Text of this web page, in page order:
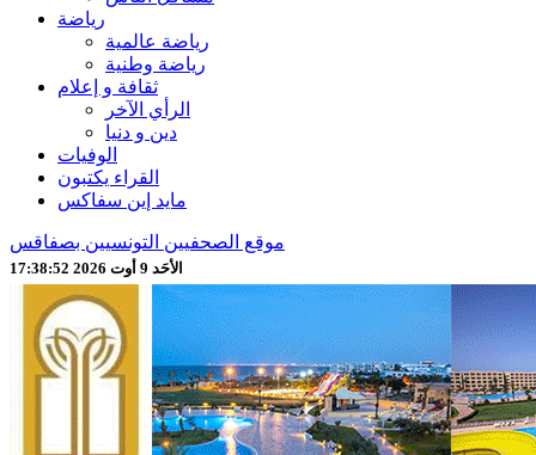
رياضة
رياضة عالمية
رياضة وطنية
ثقافة و إعلام
الرأي الآخر
دين و دنيا
الوفيات
القراء يكتبون
مايد إين سفاكس
موقع الصحفيين التونسيين بصفاقس
الأحَد 9 أوت 2026 17:38:54